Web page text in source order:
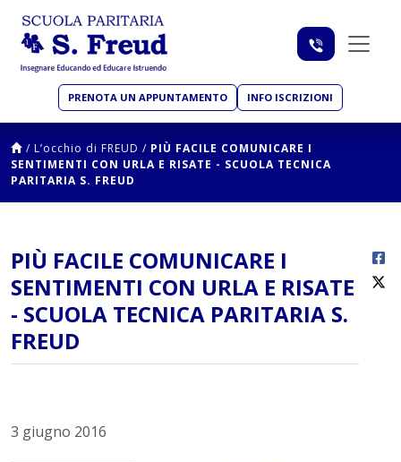
PRENOTA UN APPUNTAMENTO INFO ISCRIZIONI
/ L’occhio di FREUD / PIÙ FACILE COMUNICARE I
SENTIMENTI CON URLA E RISATE - SCUOLA TECNICA
PARITARIA S. FREUD
PIÙ FACILE COMUNICARE I
SENTIMENTI CON URLA E RISATE
- SCUOLA TECNICA PARITARIA S.
FREUD
3 giugno 2016